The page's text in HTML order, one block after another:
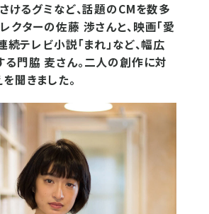
けるグミなど、話題のCMを数多
クターの佐藤 渉さんと、映画「愛
続テレビ小説「まれ」など、幅広
門脇 麦さん。二人の創作に対
聞きました。